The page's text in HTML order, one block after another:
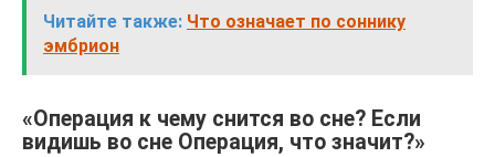
Читайте также: Что означает по соннику
эмбрион
«Операция к чему снится во сне? Если
видишь во сне Операция, что значит?»